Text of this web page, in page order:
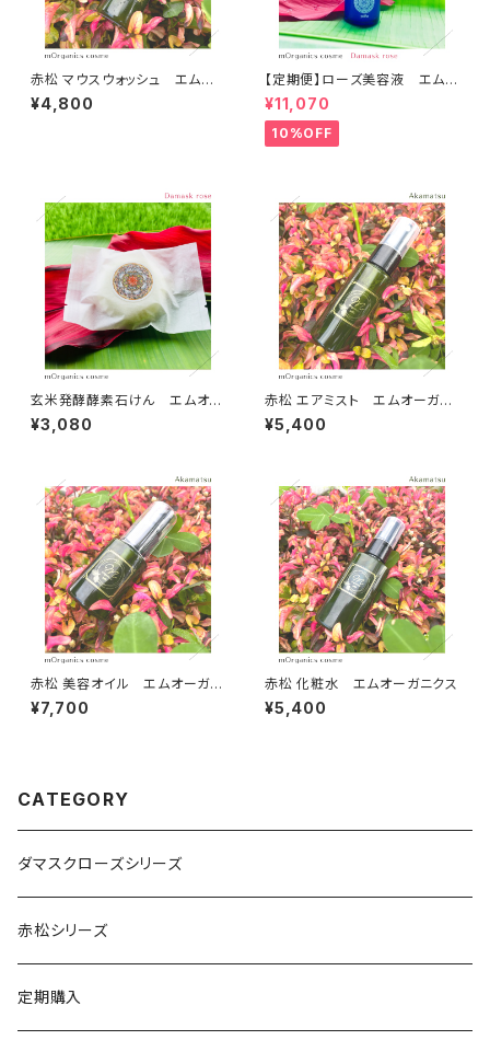
赤松 マウスウォッシュ エムオ
ーガニクス
¥4,800
【定期便】ローズ美容液 エムオ
ーガニクス
¥11,070
10%OFF
玄米発酵酵素石けん エムオー
ガニクス
¥3,080
赤松 エアミスト エムオーガニ
クス
¥5,400
赤松 美容オイル エムオーガニ
クス
¥7,700
赤松 化粧水 エムオーガニクス
¥5,400
CATEGORY
ダマスクローズシリーズ
赤松シリーズ
定期購入